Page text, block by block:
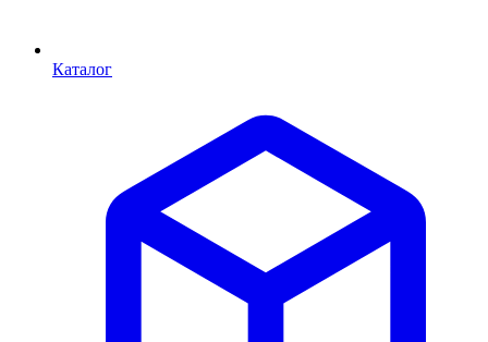
Каталог